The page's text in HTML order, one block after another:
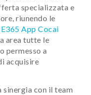
specializzata e
riunendo le
App Cocai
area tutte le
permesso a
acquisire
sinergia con il team